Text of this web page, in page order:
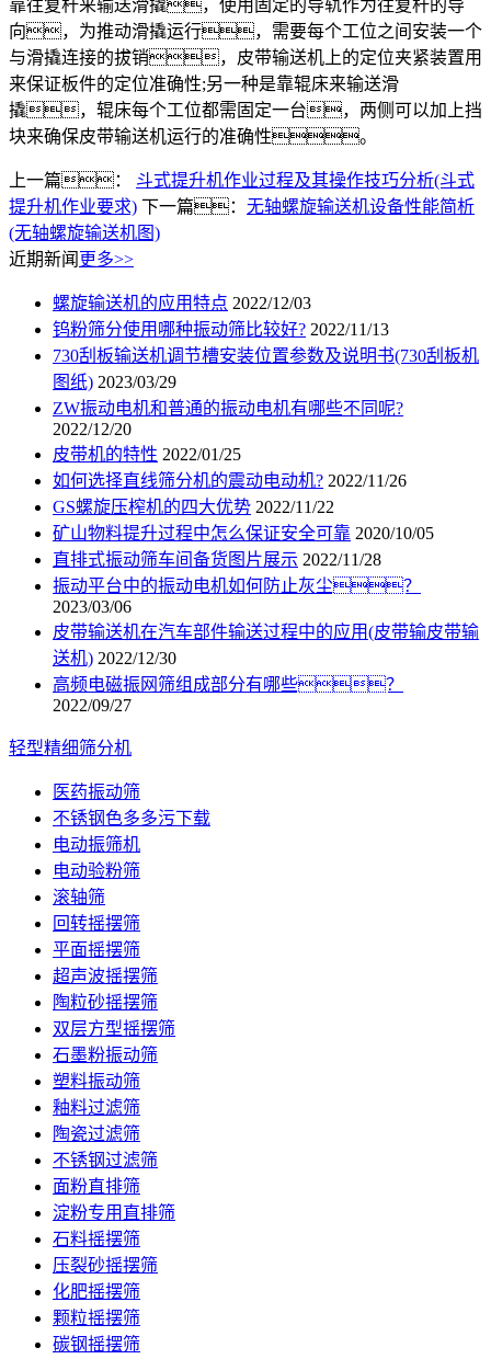
靠往复杆来输送滑撬，使用固定的导轨作为往复杆的导
向，为推动滑撬运行，需要每个工位之间安装一个
与滑撬连接的拔销，皮带输送机上的定位夹紧装置用
来保证板件的定位准确性;另一种是靠辊床来输送滑
撬，辊床每个工位都需固定一台，两侧可以加上挡
块来确保皮带输送机运行的准确性。
上一篇： 斗式提升机作业过程及其操作技巧分析(斗式
提升机作业要求) 下一篇： 无轴螺旋输送机设备性能简析
(无轴螺旋输送机图)
近期新闻 更多>>
螺旋输送机的应用特点 2022/12/03
钨粉筛分使用哪种振动筛比较好? 2022/11/13
730刮板输送机调节槽安装位置参数及说明书(730刮板机
图纸) 2023/03/29
ZW振动电机和普通的振动电机有哪些不同呢?
2022/12/20
皮带机的特性 2022/01/25
如何选择直线筛分机的震动电动机? 2022/11/26
GS螺旋压榨机的四大优势 2022/11/22
矿山物料提升过程中怎么保证安全可靠 2020/10/05
直排式振动筛车间备货图片展示 2022/11/28
振动平台中的振动电机如何防止灰尘？
2023/03/06
皮带输送机在汽车部件输送过程中的应用(皮带输皮带输
送机) 2022/12/30
高频电磁振网筛组成部分有哪些？
2022/09/27
轻型精细筛分机
医药振动筛
不锈钢色多多污下载
电动振筛机
电动验粉筛
滚轴筛
回转摇摆筛
平面摇摆筛
超声波摇摆筛
陶粒砂摇摆筛
双层方型摇摆筛
石墨粉振动筛
塑料振动筛
釉料过滤筛
陶瓷过滤筛
不锈钢过滤筛
面粉直排筛
淀粉专用直排筛
石料摇摆筛
压裂砂摇摆筛
化肥摇摆筛
颗粒摇摆筛
碳钢摇摆筛